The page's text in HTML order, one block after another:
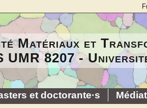
Matériaux et
UMR 8207 -
et doctorante·s